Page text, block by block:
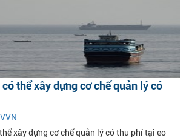
thể xây dựng cơ chế quản lý có
xây dựng cơ chế quản lý có thu phí tại eo